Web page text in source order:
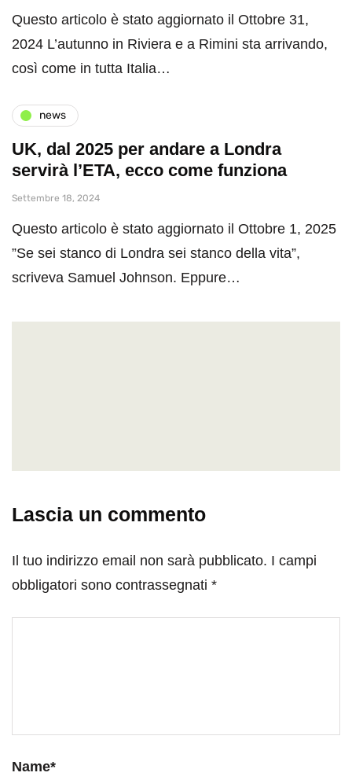
Questo articolo è stato aggiornato il Ottobre 31,
2024 L’autunno in Riviera e a Rimini sta arrivando,
così come in tutta Italia…
news
UK, dal 2025 per andare a Londra
servirà l’ETA, ecco come funziona
Settembre 18, 2024
Questo articolo è stato aggiornato il Ottobre 1, 2025
”Se sei stanco di Londra sei stanco della vita”,
scriveva Samuel Johnson. Eppure…
Lascia un commento
Il tuo indirizzo email non sarà pubblicato. I campi
obbligatori sono contrassegnati *
Name*